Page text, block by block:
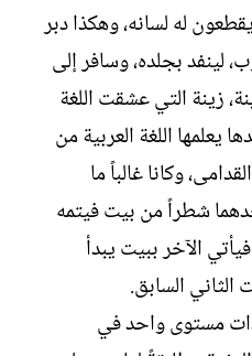
له لسانه، وهكذا دبر
لينفد بجلده، وسافر إلى
زينة التي عشقت اللغة
يعلمها اللغة العربية من
وكانا غالباً ما
شطراً من بيت فيتمه
الآخر ببيت يبدأ
الثاني السابق.
ذات مستوى واحد في